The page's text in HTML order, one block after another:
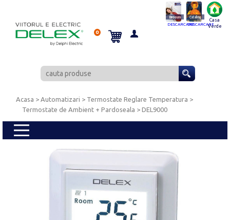
0
Brosura
DESCARCARE
Catalog
DESCARCARE
Casa
Verde
Acasa > Automatizari > Termostate Reglare Temperatura >
Termostate de Ambient + Pardoseala > DEL9000